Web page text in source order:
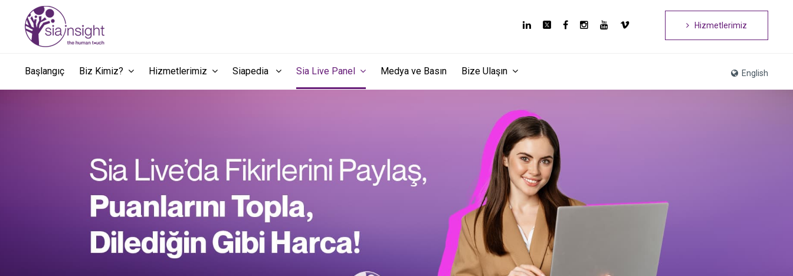
Hizmetlerimiz
English
Başlangıç Biz Kimiz? Hizmetlerimiz Siapedia Sia Live Panel Medya ve Basın Bize Ulaşın